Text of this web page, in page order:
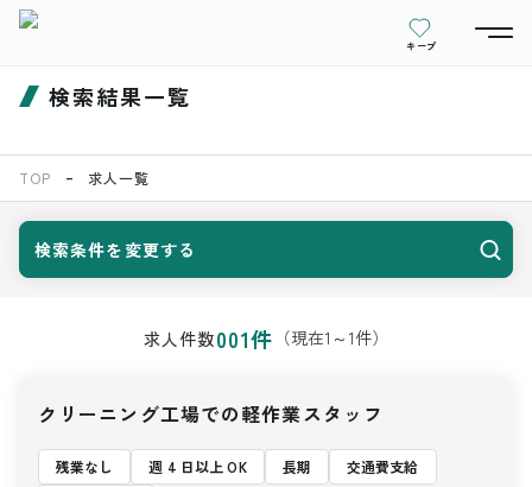
キープ
検索結果一覧
TOP 求人一覧
検索条件を変更する
求人件数001件 （現在1 ～1件）
クリーニング工場での軽作業スタッフ
残業なし 週 4 日以上 OK 長期
交通費支給